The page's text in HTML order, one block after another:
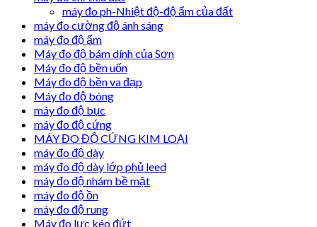
máy đo ph-Nhiệt độ-độ ẩm của đất
máy đo cường độ ánh sáng
máy đo độ ẩm
Máy đo độ bám dính của Sơn
Máy đo độ bền uốn
Máy đo độ bền va đạp
Máy đo độ bóng
máy đo độ bục
máy đo độ cứng
MÁY ĐO ĐỘ CỨNG KIM LOẠI
máy đo độ dày
máy đo độ dày lớp phủ leed
máy đo độ nhám bề mặt
máy đo độ ồn
máy đo độ rung
Máy đo lực kéo đứt